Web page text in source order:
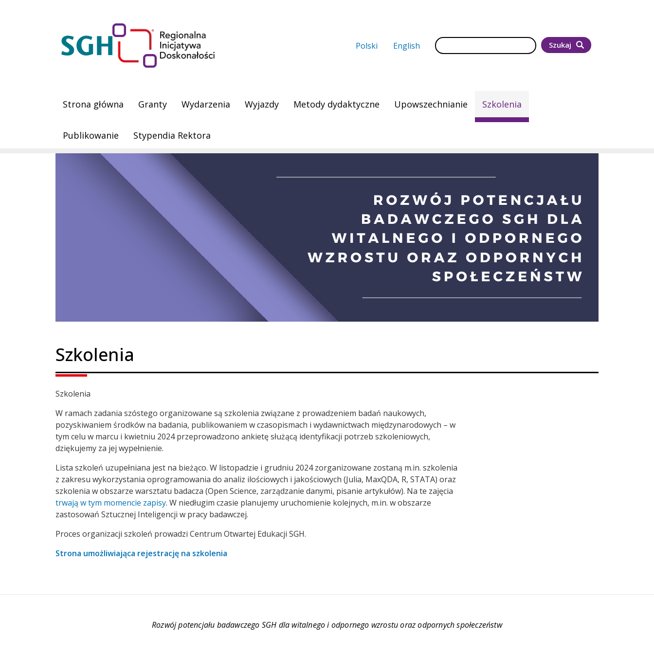
Obraz
Polski
English Szukaj Szukaj
Main navigation
Strona główna Granty Wydarzenia Wyjazdy Metody dydaktyczne Upowszechnianie Szkolenia
Publikowanie Stypendia Rektora
Szkolenia
Szkolenia
W ramach zadania szóstego organizowane są szkolenia związane z prowadzeniem badań naukowych,
pozyskiwaniem środków na badania, publikowaniem w czasopismach i wydawnictwach międzynarodowych – w
tym celu w marcu i kwietniu 2024 przeprowadzono ankietę służącą identyfikacji potrzeb szkoleniowych,
dziękujemy za jej wypełnienie.
Lista szkoleń uzupełniana jest na bieżąco. W listopadzie i grudniu 2024 zorganizowane zostaną m.in. szkolenia
z zakresu wykorzystania oprogramowania do analiz ilościowych i jakościowych (Julia, MaxQDA, R, STATA) oraz
szkolenia w obszarze warsztatu badacza (Open Science, zarządzanie danymi, pisanie artykułów). Na te zajęcia
trwają w tym momencie zapisy. W niedługim czasie planujemy uruchomienie kolejnych, m.in. w obszarze
zastosowań Sztucznej Inteligencji w pracy badawczej.
Proces organizacji szkoleń prowadzi Centrum Otwartej Edukacji SGH.
Strona umożliwiająca rejestrację na szkolenia
Rozwój potencjału badawczego SGH dla witalnego i odpornego wzrostu oraz odpornych społeczeństw